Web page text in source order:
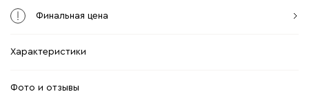
Финальная цена
Характеристики
Фото и отзывы